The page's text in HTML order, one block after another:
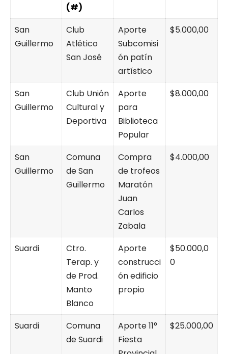
(#)
San
Guillermo
Club
Atlético
San José
Aporte
Subcomisi
ón patín
artístico
$5.000,00
San
Guillermo
Club Unión
Cultural y
Deportiva
Aporte
para
Biblioteca
Popular
$8.000,00
San
Guillermo
Comuna
de San
Guillermo
Compra
de trofeos
Maratón
Juan
Carlos
Zabala
$4.000,00
Suardi
Ctro.
Terap. y
de Prod.
Manto
Blanco
Aporte
construcci
ón edificio
propio
$50.000,0
0
Suardi
Comuna
de Suardi
Aporte 11°
Fiesta
$25.000,00